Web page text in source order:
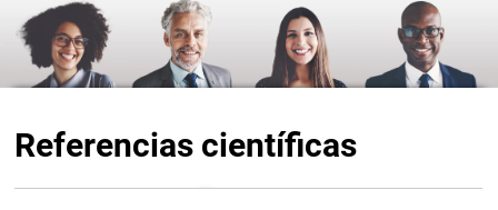
Referencias científicas